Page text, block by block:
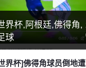
界杯,阿根廷,佛得角,
球